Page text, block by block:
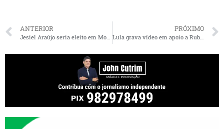
ANTERIOR
Jesiel Araújo seria eleito em Monção com 45,3% dos votos, se as eleições fossem hoje
PRÓXIMO
Lula grava vídeo em apoio a Rubens Jr.